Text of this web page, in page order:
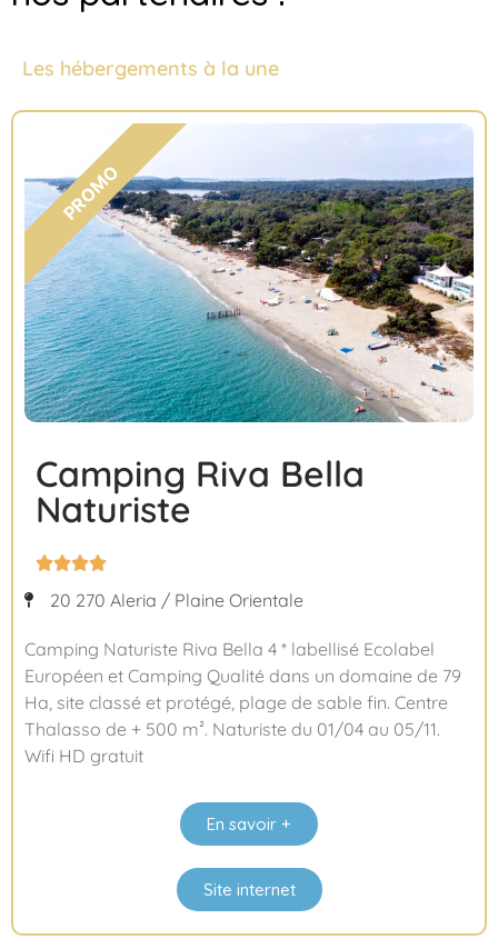
Les hébergements à la une
Camping Riva Bella
Naturiste

20 270 Aleria / Plaine Orientale
Camping Naturiste Riva Bella 4 * labellisé Ecolabel
Européen et Camping Qualité dans un domaine de 79
Ha, site classé et protégé, plage de sable fin. Centre
Thalasso de + 500 m². Naturiste du 01/04 au 05/11.
Wifi HD gratuit
En savoir +
Site internet